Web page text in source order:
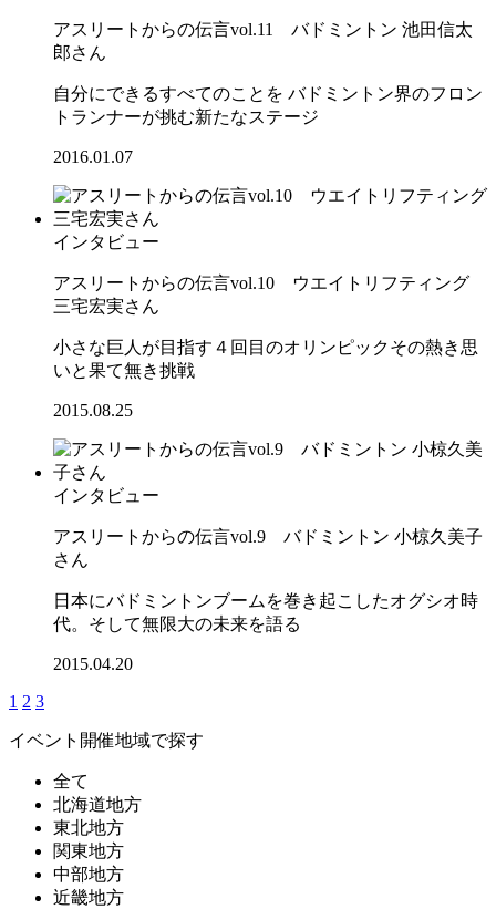
アスリートからの伝言vol.11 バドミントン 池田信太
郎さん
自分にできるすべてのことを バドミントン界のフロン
トランナーが挑む新たなステージ
2016.01.07
インタビュー
アスリートからの伝言vol.10 ウエイトリフティング
三宅宏実さん
小さな巨人が目指す４回目のオリンピックその熱き思
いと果て無き挑戦
2015.08.25
インタビュー
アスリートからの伝言vol.9 バドミントン 小椋久美子
さん
日本にバドミントンブームを巻き起こしたオグシオ時
代。そして無限大の未来を語る
2015.04.20
1 2 3
イベント開催地域で探す
全て
北海道地方
東北地方
関東地方
中部地方
近畿地方